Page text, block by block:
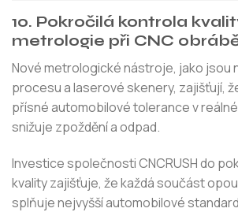
10. Pokročilá kontrola
metrologie při CNC
Nové metrologické nástroje, jako jsou
procesu a laserové skenery, zajišťují,
přísné automobilové tolerance v
snižuje zpoždění a odpad.
Investice společnosti CNCRUSH do
kvality zajišťuje, že každá součást
splňuje nejvyšší automobilové